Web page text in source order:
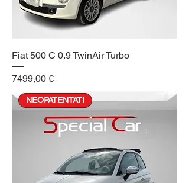
Fiat 500 C 0.9 TwinAir Turbo
Prezzo
7499,00 €
NEOPATENTATI